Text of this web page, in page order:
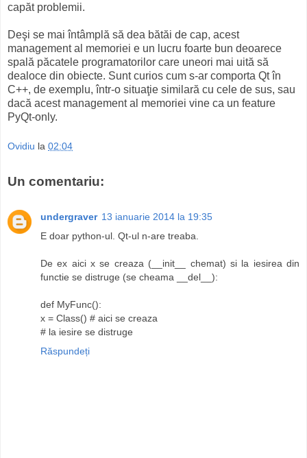
capăt problemii.
Deşi se mai întâmplă să dea bătăi de cap, acest
management al memoriei e un lucru foarte bun deoarece
spală păcatele programatorilor care uneori mai uită să
dealoce din obiecte. Sunt curios cum s-ar comporta Qt în
C++, de exemplu, într-o situaţie similară cu cele de sus, sau
dacă acest management al memoriei vine ca un feature
PyQt-only.
Ovidiu la 02:04
Un comentariu:
undergraver 13 ianuarie 2014 la 19:35
E doar python-ul. Qt-ul n-are treaba.
De ex aici x se creaza (__init__ chemat) si la iesirea din
functie se distruge (se cheama __del__):
def MyFunc():
x = Class() # aici se creaza
# la iesire se distruge
Răspundeți